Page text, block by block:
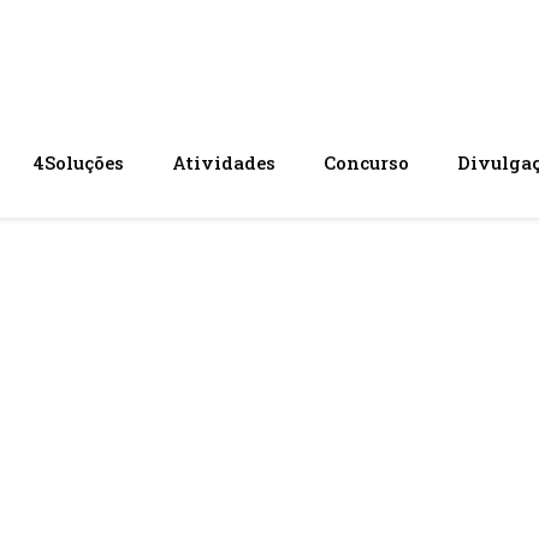
4Soluções Atividades Concurso